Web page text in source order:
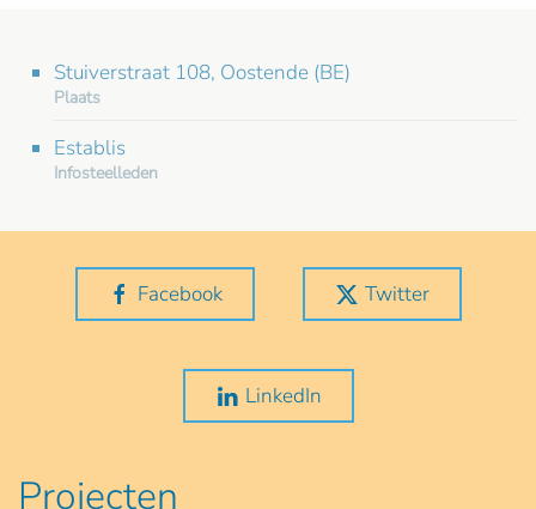
Stuiverstraat 108, Oostende (BE)
Plaats
Establis
Infosteelleden
Facebook Twitter
LinkedIn
Projecten